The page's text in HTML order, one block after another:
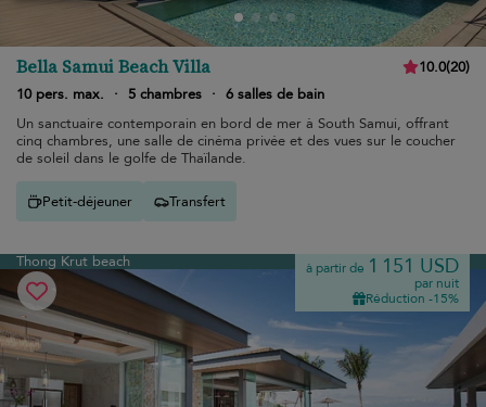
Bella Samui Beach Villa 10.0(20)
10 pers. max.
· 5 chambres · 6 salles de bain
Un sanctuaire contemporain en bord de mer à South Samui, offrant
cinq chambres, une salle de cinéma privée et des vues sur le coucher
de soleil dans le golfe de Thaïlande.
Petit-déjeuner Transfert
Thong Krut beach à partir de 1 151 USD
par nuit
Réduction -15%